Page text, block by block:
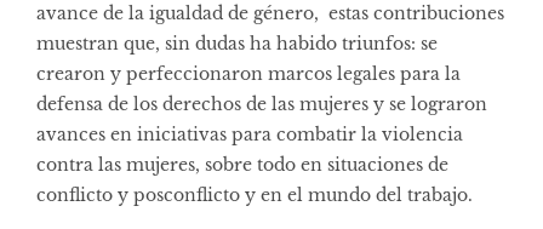
avance de la igualdad de género, estas contribuciones
muestran que, sin dudas ha habido triunfos: se
crearon y perfeccionaron marcos legales para la
defensa de los derechos de las mujeres y se lograron
avances en iniciativas para combatir la violencia
contra las mujeres, sobre todo en situaciones de
conflicto y posconflicto y en el mundo del trabajo.